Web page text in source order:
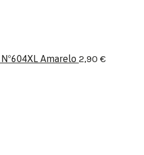
Amarelo 2,90 €